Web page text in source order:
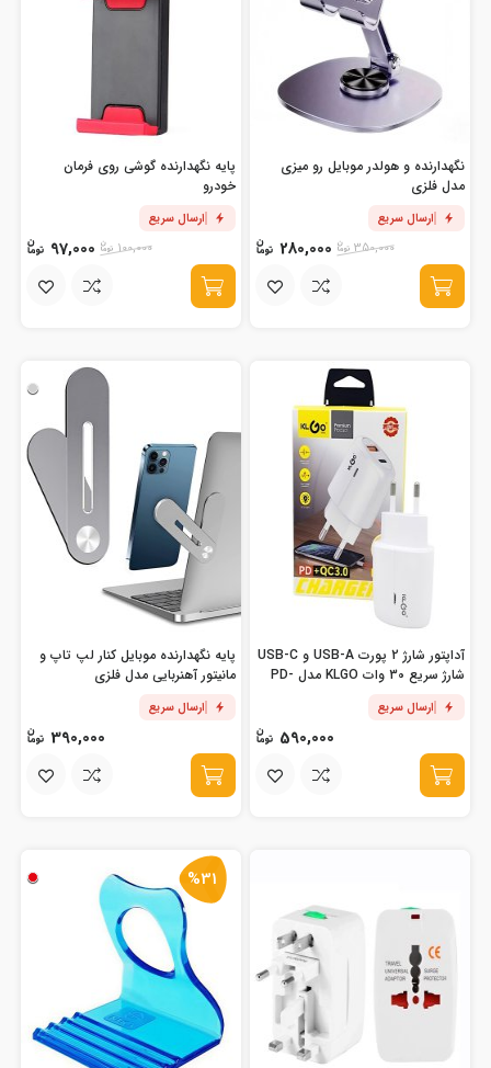
نگهدارنده و هولدر موبایل رو میزی
مدل فلزی
ارسال سریع
350,000
280,000
پایه نگهدارنده گوشی روی فرمان
خودرو
ارسال سریع
100,000
97,000
آداپتور شارژ 2 پورت USB-A و USB-C
شارژ سریع 30 وات KLGO مدل PD-
ارسال سریع
590,000
پایه نگهدارنده موبایل کنار لپ تاپ و
مانیتور آهنربایی مدل فلزی
ارسال سریع
390,000
%31